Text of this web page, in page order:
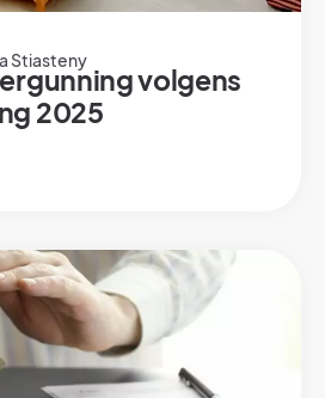
Stiasteny
volgens
2025